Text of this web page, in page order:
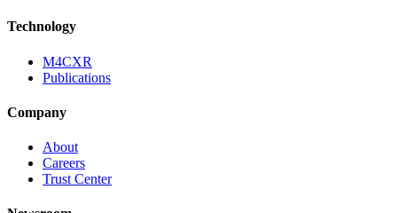
Technology
M4CXR
Publications
Company
About
Careers
Trust Center